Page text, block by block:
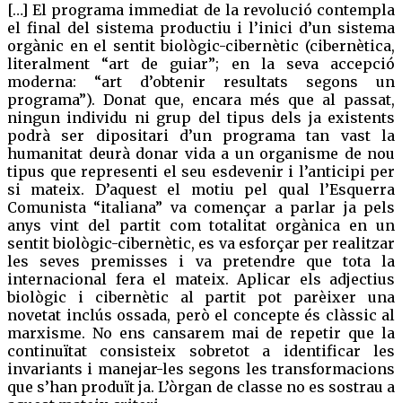
[…] El programa immediat de la revolució contempla
el final del sistema productiu i l’inici d’un sistema
orgànic en el sentit biològic-cibernètic (cibernètica,
literalment “art de guiar”; en la seva accepció
moderna: “art d’obtenir resultats segons un
programa”). Donat que, encara més que al passat,
ningun individu ni grup del tipus dels ja existents
podrà ser dipositari d’un programa tan vast la
humanitat deurà donar vida a un organisme de nou
tipus que representi el seu esdevenir i l’anticipi per
si mateix. D’aquest el motiu pel qual l’Esquerra
Comunista “italiana” va començar a parlar ja pels
anys vint del partit com totalitat orgànica en un
sentit biològic-cibernètic, es va esforçar per realitzar
les seves premisses i va pretendre que tota la
internacional fera el mateix. Aplicar els adjectius
biològic i cibernètic al partit pot parèixer una
novetat inclús ossada, però el concepte és clàssic al
marxisme. No ens cansarem mai de repetir que la
continuïtat consisteix sobretot a identificar les
invariants i manejar-les segons les transformacions
que s’han produït ja. L’òrgan de classe no es sostrau a